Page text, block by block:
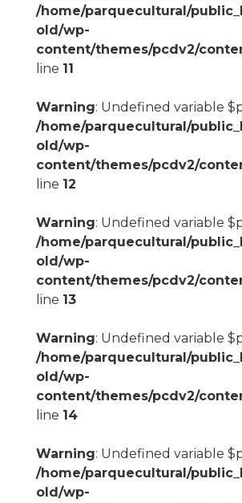
/home/parquecultural/
old/wp-
content/themes/pcdv2/
line 11
Warning: Undefined variable
/home/parquecultural/
old/wp-
content/themes/pcdv2/
line 12
Warning: Undefined variable
/home/parquecultural/
old/wp-
content/themes/pcdv2/
line 13
Warning: Undefined variable
/home/parquecultural/
old/wp-
content/themes/pcdv2/
line 14
Warning: Undefined variable
/home/parquecultural/
old/wp-